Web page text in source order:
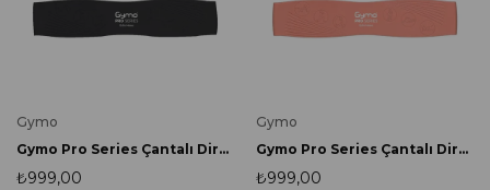
Gymo
Gymo Pro Series Çantalı Direnç Bandı Fitness Pilates Esnetme Lastiği 5'li Set Silikon Siyah
₺999,00
Gymo
Gymo Pro Series Çantalı Direnç Bandı Fitness Pilates Esnetme Lastiği 5'li Set Silikon Somon
₺999,00